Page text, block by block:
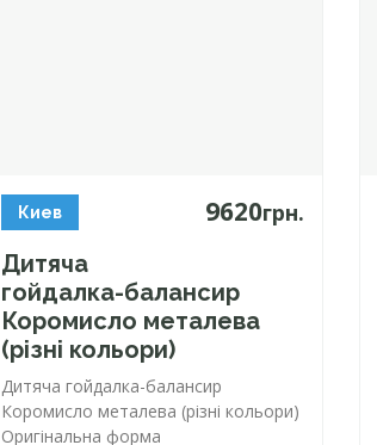
Киев 9620грн.
Дитяча
гойдалка-балансир
Коромисло металева
(різні кольори)
Дитяча гойдалка-балансир
Коромисло металева (різні кольори)
Оригінальна форма